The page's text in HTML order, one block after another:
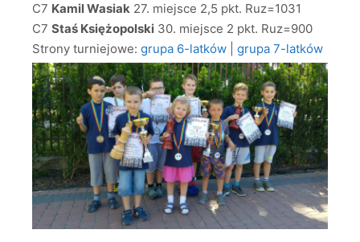
C7 Kamil Wasiak 27. miejsce 2,5 pkt. Ruz=1031
C7 Staś Księżopolski 30. miejsce 2 pkt. Ruz=900
Strony turniejowe: grupa 6-latków grupa 7-latków